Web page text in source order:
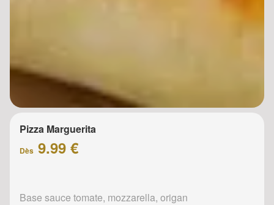
Pizza Marguerita
Dès 9.99 €
Base sauce tomate, mozzarella, origan